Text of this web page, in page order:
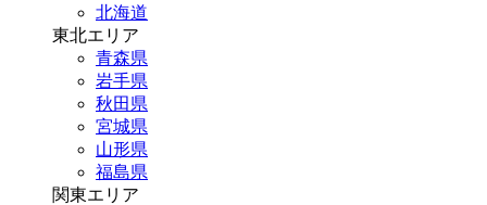
北海道
東北エリア
青森県
岩手県
秋田県
宮城県
山形県
福島県
関東エリア